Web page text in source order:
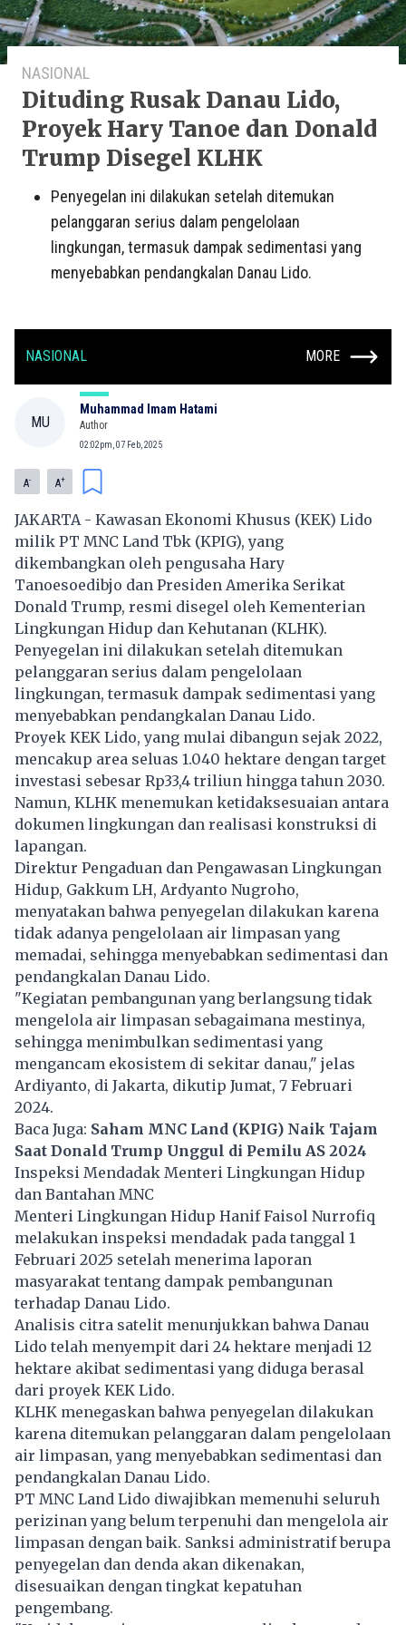
NASIONAL
Dituding Rusak Danau Lido,
Proyek Hary Tanoe dan Donald
Trump Disegel KLHK
Penyegelan ini dilakukan setelah ditemukan
pelanggaran serius dalam pengelolaan
lingkungan, termasuk dampak sedimentasi yang
menyebabkan pendangkalan Danau Lido.
NASIONAL MORE
MU
Muhammad Imam Hatami
Author
02:02pm, 07 Feb, 2025
A- A+
JAKARTA - Kawasan Ekonomi Khusus (KEK) Lido
milik PT MNC Land Tbk (KPIG), yang
dikembangkan oleh pengusaha Hary
Tanoesoedibjo dan Presiden Amerika Serikat
Donald Trump, resmi disegel oleh Kementerian
Lingkungan Hidup dan Kehutanan (KLHK).
Penyegelan ini dilakukan setelah ditemukan
pelanggaran serius dalam pengelolaan
lingkungan, termasuk dampak sedimentasi yang
menyebabkan pendangkalan Danau Lido.
Proyek KEK Lido, yang mulai dibangun sejak 2022,
mencakup area seluas 1.040 hektare dengan target
investasi sebesar Rp33,4 triliun hingga tahun 2030.
Namun, KLHK menemukan ketidaksesuaian antara
dokumen lingkungan dan realisasi konstruksi di
lapangan.
Direktur Pengaduan dan Pengawasan Lingkungan
Hidup, Gakkum LH, Ardyanto Nugroho,
menyatakan bahwa penyegelan dilakukan karena
tidak adanya pengelolaan air limpasan yang
memadai, sehingga menyebabkan sedimentasi dan
pendangkalan Danau Lido.
"Kegiatan pembangunan yang berlangsung tidak
mengelola air limpasan sebagaimana mestinya,
sehingga menimbulkan sedimentasi yang
mengancam ekosistem di sekitar danau," jelas
Ardiyanto, di Jakarta, dikutip Jumat, 7 Februari
2024.
Baca Juga: Saham MNC Land (KPIG) Naik Tajam
Saat Donald Trump Unggul di Pemilu AS 2024
Inspeksi Mendadak Menteri Lingkungan Hidup
dan Bantahan MNC
Menteri Lingkungan Hidup Hanif Faisol Nurrofiq
melakukan inspeksi mendadak pada tanggal 1
Februari 2025 setelah menerima laporan
masyarakat tentang dampak pembangunan
terhadap Danau Lido.
Analisis citra satelit menunjukkan bahwa Danau
Lido telah menyempit dari 24 hektare menjadi 12
hektare akibat sedimentasi yang diduga berasal
dari proyek KEK Lido.
KLHK menegaskan bahwa penyegelan dilakukan
karena ditemukan pelanggaran dalam pengelolaan
air limpasan, yang menyebabkan sedimentasi dan
pendangkalan Danau Lido.
PT MNC Land Lido diwajibkan memenuhi seluruh
perizinan yang belum terpenuhi dan mengelola air
limpasan dengan baik. Sanksi administratif berupa
penyegelan dan denda akan dikenakan,
disesuaikan dengan tingkat kepatuhan
pengembang.